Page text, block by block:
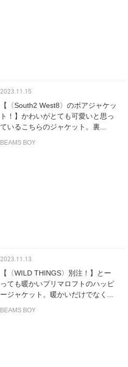
2023.11.15
【〈South2 West8〉のボアジャケッ
ト！】かわいがとても可愛いと思っ
ているこちらのジャケット。裏...
BEAMS BOY
2023.11.13
【〈WILD THINGS〉別注！】とー
っても暖かいプリマロフトのハッピ
ージャケット。暖かいだけでなく...
BEAMS BOY